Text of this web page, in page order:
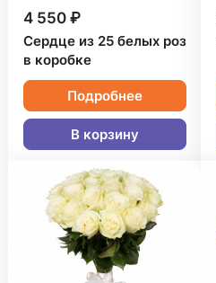
4 550 ₽
Сердце из 25 белых роз
в коробке
Подробнее
В корзину